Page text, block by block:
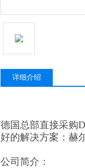
详细介绍
德国总部直接采购
好的解决方案：赫
公司简介：